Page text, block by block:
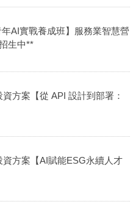
AI實戰養成班】服務業智慧營
生中**
方案【從 API 設計到部署：
方案【AI賦能ESG永續人才